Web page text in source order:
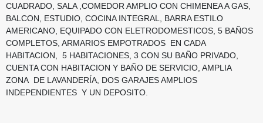
CUADRADO, SALA ,COMEDOR AMPLIO CON CHIMENEA A GAS,
BALCON, ESTUDIO, COCINA INTEGRAL, BARRA ESTILO
AMERICANO, EQUIPADO CON ELETRODOMESTICOS, 5 BAÑOS
COMPLETOS, ARMARIOS EMPOTRADOS EN CADA
HABITACION, 5 HABITACIONES, 3 CON SU BAÑO PRIVADO,
CUENTA CON HABITACION Y BAÑO DE SERVICIO, AMPLIA
ZONA DE LAVANDERÍA, DOS GARAJES AMPLIOS
INDEPENDIENTES Y UN DEPOSITO.